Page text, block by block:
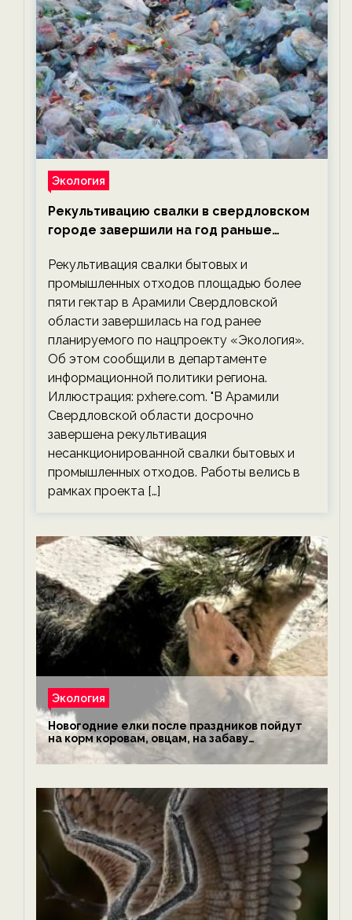
Экология
Рекультивацию свалки в свердловском
городе завершили на год раньше
экологии на ECOportal
Рекультивация свалки бытовых и
промышленных отходов площадью более
пяти гектар в Арамили Свердловской
области завершилась на год ранее
планируемого по нацпроекту «Экология».
Об этом сообщили в департаменте
информационной политики региона.
Иллюстрация: pxhere.com. "В Арамили
Свердловской области досрочно
завершена рекультивация
несанкционированной свалки бытовых и
промышленных отходов. Работы велись в
рамках проекта […]
Экология
Новогодние елки после праздников пойдут
на корм коровам, овцам, на забаву
обезьянам, львам и леопардам — новости
экологии на ECOportal